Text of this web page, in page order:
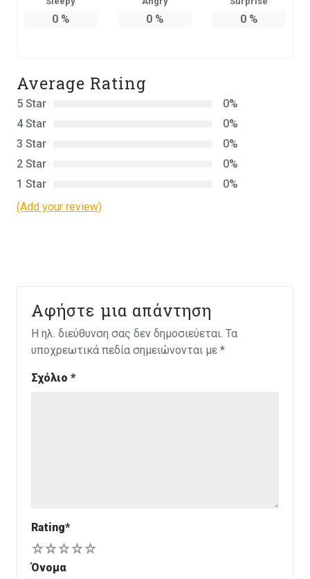
0% 0% 0%
Average Rating
5 Star
0%
4 Star
0%
3 Star
0%
2 Star
0%
1 Star
0%
(Add your review)
Αφήστε μια απάντηση
Η ηλ. διεύθυνση σας δεν δημοσιεύεται. Τα
υποχρεωτικά πεδία σημειώνονται με *
Σχόλιο *
Rating*
5
4
3
2
Όνομα